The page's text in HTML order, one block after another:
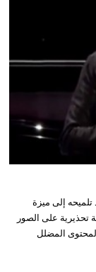
تلميحه إلى ميزة
تحذيرية على الصور
المضلل